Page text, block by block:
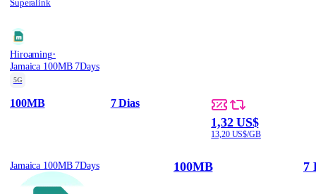
Superalink
Hiroaming·
Jamaica 100MB 7Days
5G
100MB 7 Dias
1,32 US$
13,20 US$/GB
Jamaica 100MB 7Days 100MB 7